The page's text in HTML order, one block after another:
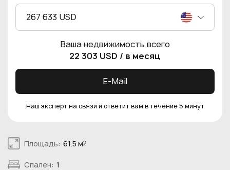
Площадь: 61.5 м2
Спален: 1
267 633 USD
Ваша недвижимость всего
22 303 USD / в месяц
E-Mail
Наш эксперт на связи и ответит вам в течение 5 минут